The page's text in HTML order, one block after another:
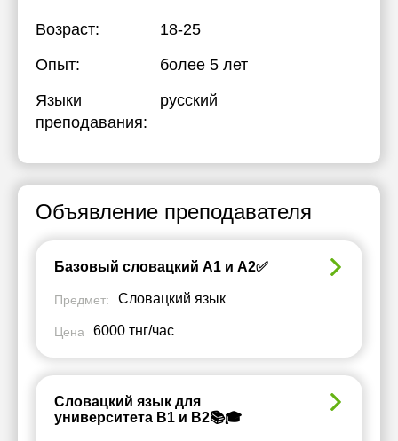
Возраст:
18-25
Опыт:
более 5 лет
Языки
преподавания:
русский
Объявление преподавателя
Базовый словацкий А1 и А2✅
Предмет: Словацкий язык
Цена 6000 тнг/час
Словацкий язык для
университета B1 и B2📚🎓